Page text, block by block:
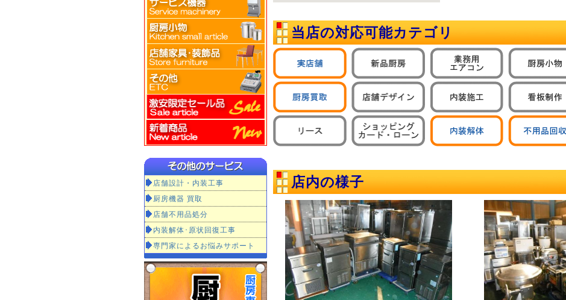
店舗設計・内装工事
厨房機器 買取
店舗不用品処分
内装解体･原状回復工事
専門家によるお悩みサポート
当店の対応可能カテゴリ
店内の様子